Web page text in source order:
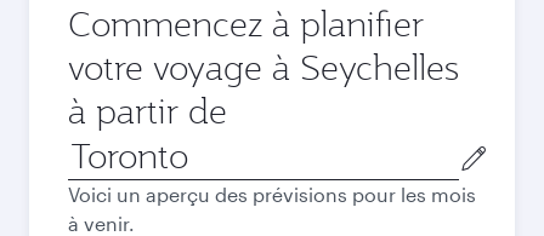
Commencez à planifier
votre voyage à Seychelles
à partir de
Ville
de
départ
Voici un aperçu des prévisions pour les mois
à venir.